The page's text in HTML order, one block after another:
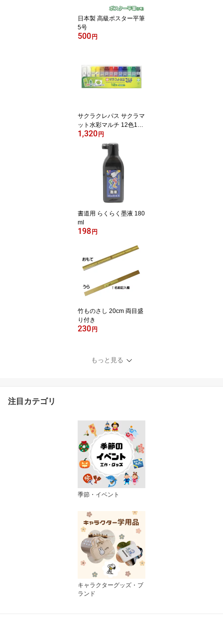
日本製 高級ポスター平筆
5号
500 円
サクラクレパス サクラマ
ット水彩マルチ 12色13
本入り
1,320 円
書道用 らくらく墨液 180
ml
198 円
竹ものさし 20cm 両目盛
り付き
230 円
もっと見る
注目カテゴリ
季節・イベント
キャラクターグッズ・ブ
ランド